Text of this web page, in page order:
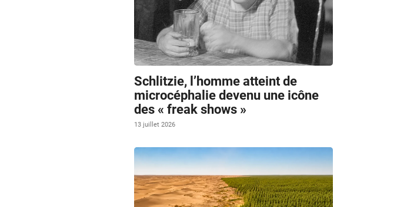
Schlitzie, l’homme atteint de
microcéphalie devenu une icône
des « freak shows »
13 juillet 2026